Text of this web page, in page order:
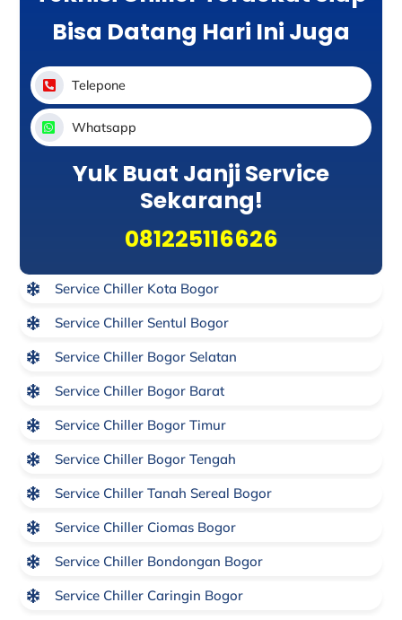
Bisa Datang Hari Ini Juga
Telepone
Whatsapp
Yuk Buat Janji Service
Sekarang!
081225116626
Service Chiller Kota Bogor
Service Chiller Sentul Bogor
Service Chiller Bogor Selatan
Service Chiller Bogor Barat
Service Chiller Bogor Timur
Service Chiller Bogor Tengah
Service Chiller Tanah Sereal Bogor
Service Chiller Ciomas Bogor
Service Chiller Bondongan Bogor
Service Chiller Caringin Bogor